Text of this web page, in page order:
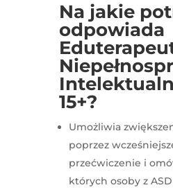
Na jakie
odpowiada
15+?
Umożliwia
poprzez
przećwiczenie i
których osoby z